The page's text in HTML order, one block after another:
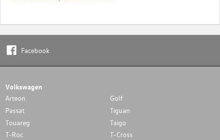
Facebook
Volkswagen
Arteon
Golf
Passat
Tiguan
Touareg
Taigo
T-Roc
T-Cross